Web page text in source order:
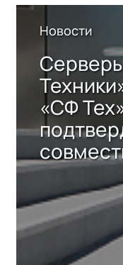
Новости
«СФ
Storage